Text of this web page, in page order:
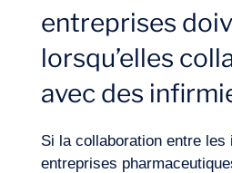
entreprises
lorsqu’elles
avec des
Si la collaboration entre
entreprises